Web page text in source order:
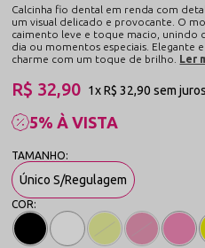
Calcinha fio dental em renda com
um visual delicado e provocante. O
caimento leve e toque macio, unindo
dia ou momentos especiais. Elegante
charme com um toque de brilho.
Ler
5% À VISTA
R$ 32,90 1xR$ 32,90sem juros
Único S/Regulagem